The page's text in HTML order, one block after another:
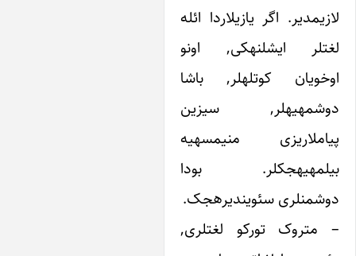
لازیمدیر. اگر یازی‎لاردا ائله
لغت‎لر ایشلنه‎کی, اونو
اوخویان کوتله‎لر, باشا
دوشمه‎یه‎لر, سیزین
پیام‎لاریزی منیمسه‎یه
بیلمه‎یه‎جکلر. بودا
– متروک تورکو لغت‎لری,